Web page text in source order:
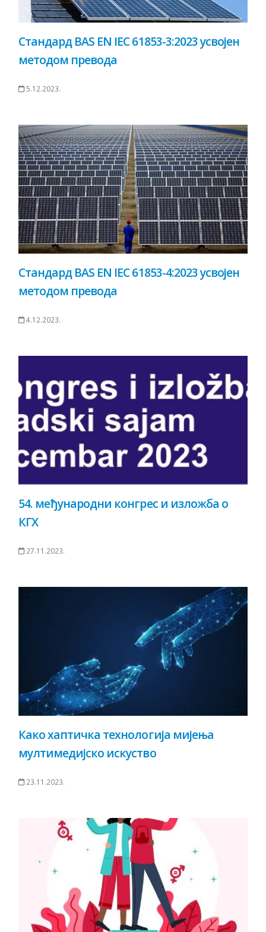
Стандард BAS EN IEC 61853-3:2023 усвојен
методом превода
5.12.2023.
Стандард BAS EN IEC 61853-4:2023 усвојен
методом превода
4.12.2023.
54. међународни конгрес и изложба о
КГХ
27.11.2023.
Како хаптичка технологија мијења
мултимедијско искуство
23.11.2023.